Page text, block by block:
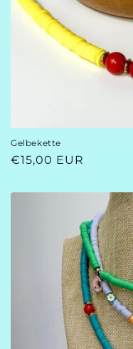
Gelbekette
Normaler
€15,00 EUR